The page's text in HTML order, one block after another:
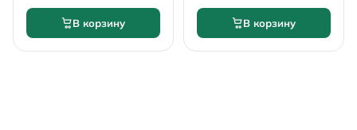
В корзину В корзину